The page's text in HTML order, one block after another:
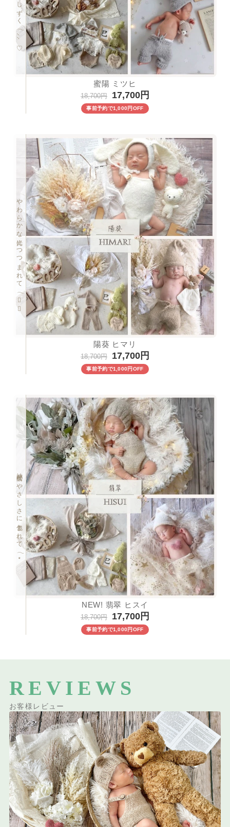
蜜陽 ミツヒ
18,700円 17,700円
事前予約で1,000円OFF
やわらかな光につつまれて𓂃❁⃘
陽葵 ヒマリ
18,700円 17,700円
事前予約で1,000円OFF
神秘的なやさしさに包まれて𓂃⋆
NEW! 翡翠 ヒスイ
18,700円 17,700円
事前予約で1,000円OFF
REVIEWS
お客様レビュー